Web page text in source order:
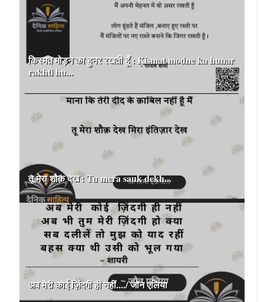
किस्मत मोड़ने का हुनर रखती हूँ : Kismat modne ka hunar
rakhti hu...
तू मेरा शौक़ देख : Tu mera sauk dekh...
अब मेरी कोई ज़िंदगी ही नहीं..../ जॉन एलिया